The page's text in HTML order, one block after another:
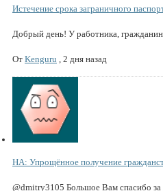
Истечение срока заграничного
Добрый день! У работника,
От Kenguru 2 дня назад
НА: Упрощённое получение
@dmitry3105 Большое Вам спасибо за